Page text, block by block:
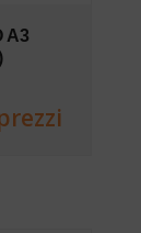
A3